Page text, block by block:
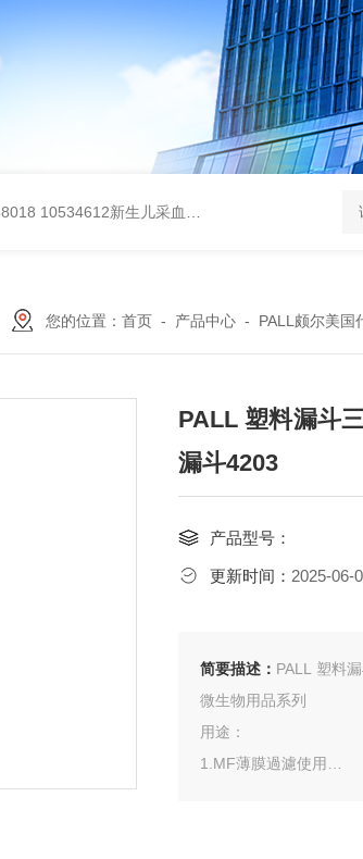
10534612新生儿采血纸 3119-0050无菌
您的位置： 首页- 产品中心- PALL颇尔美国
PALL 塑料漏斗
漏斗4203
产品型号：
更新时间： 2025-06-
简要描述： PALL 塑料
微生物用品系列
用途：
1.MF薄膜過濾使用